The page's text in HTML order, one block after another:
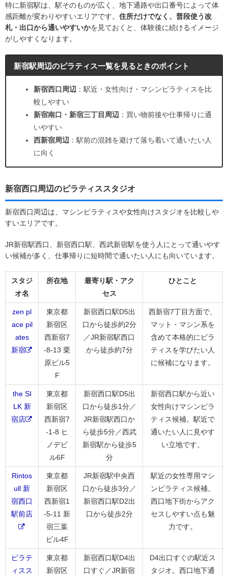
特に新宿駅は、駅そのものが広く、地下通路や出口番号によって体
感距離が変わりやすいエリアです。 住所だけでなく、普段使う改
札・出口から通いやすいかを見ておくと、体験後に続けるイメージ
がしやすくなります。
新宿駅周辺のピラティス一覧を見るときのポイント
新宿西口周辺 ：駅近・女性向け・マシンピラティスを比
較しやすい
新宿南口・新宿三丁目周辺 ：買い物前後や仕事帰りに通
いやすい
西新宿周辺 ：駅前の混雑を避けて落ち着いて通いたい人
に向く
新宿西口周辺のピラティススタジオ
新宿西口周辺は、マシンピラティスや女性向けスタジオを比較しや
すいエリアです。
JR新宿駅西口、新宿西口駅、西武新宿駅を使う人にとって通いやす
い候補が多く、仕事帰りに短時間で通いたい人にも向いています。
スタジ
オ名
所在地
最寄り駅・アク
セス
ひとこと
zen pl
ace pil
ates
新宿
東京都
新宿区
西新宿7
-8-13 栗
原ビル5
F
新宿西口駅D5出
口から徒歩約2分
／JR新宿駅西口
から徒歩約7分
西新宿7丁目方面で、
マット・マシン系を
含めて本格的にピラ
ティスを学びたい人
に候補になります。
the SI
LK 新
宿店
東京都
新宿区
西新宿7
-1-8 ヒ
ノデビ
ル6F
新宿西口駅D5出
口から徒歩1分／
JR新宿駅西口か
ら徒歩5分／西武
新宿駅から徒歩5
分
新宿西口駅から近い
女性向けマシンピラ
ティス候補。駅近で
通いたい人に見やす
い立地です。
Rintos
ull 新
宿西口
駅前店
東京都
新宿区
西新宿1
-5-11 新
宿三葉
ビル4F
JR新宿駅中央西
口から徒歩3分／
新宿西口駅D2出
口から徒歩2分
駅近の女性専用マシ
ンピラティス候補。
西口地下街からアク
セスしやすい点も魅
力です。
ピラテ
ィスス
東京都
新宿区
新宿西口駅D4出
口すぐ／JR新宿
D4出口すぐの駅近ス
タジオ。西口地下通